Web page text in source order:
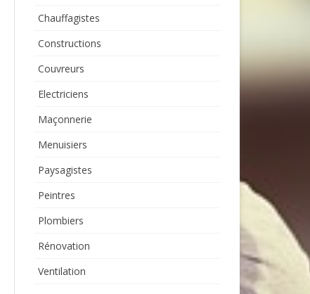
Chauffagistes
Constructions
Couvreurs
Electriciens
Maçonnerie
Menuisiers
Paysagistes
Peintres
Plombiers
Rénovation
Ventilation